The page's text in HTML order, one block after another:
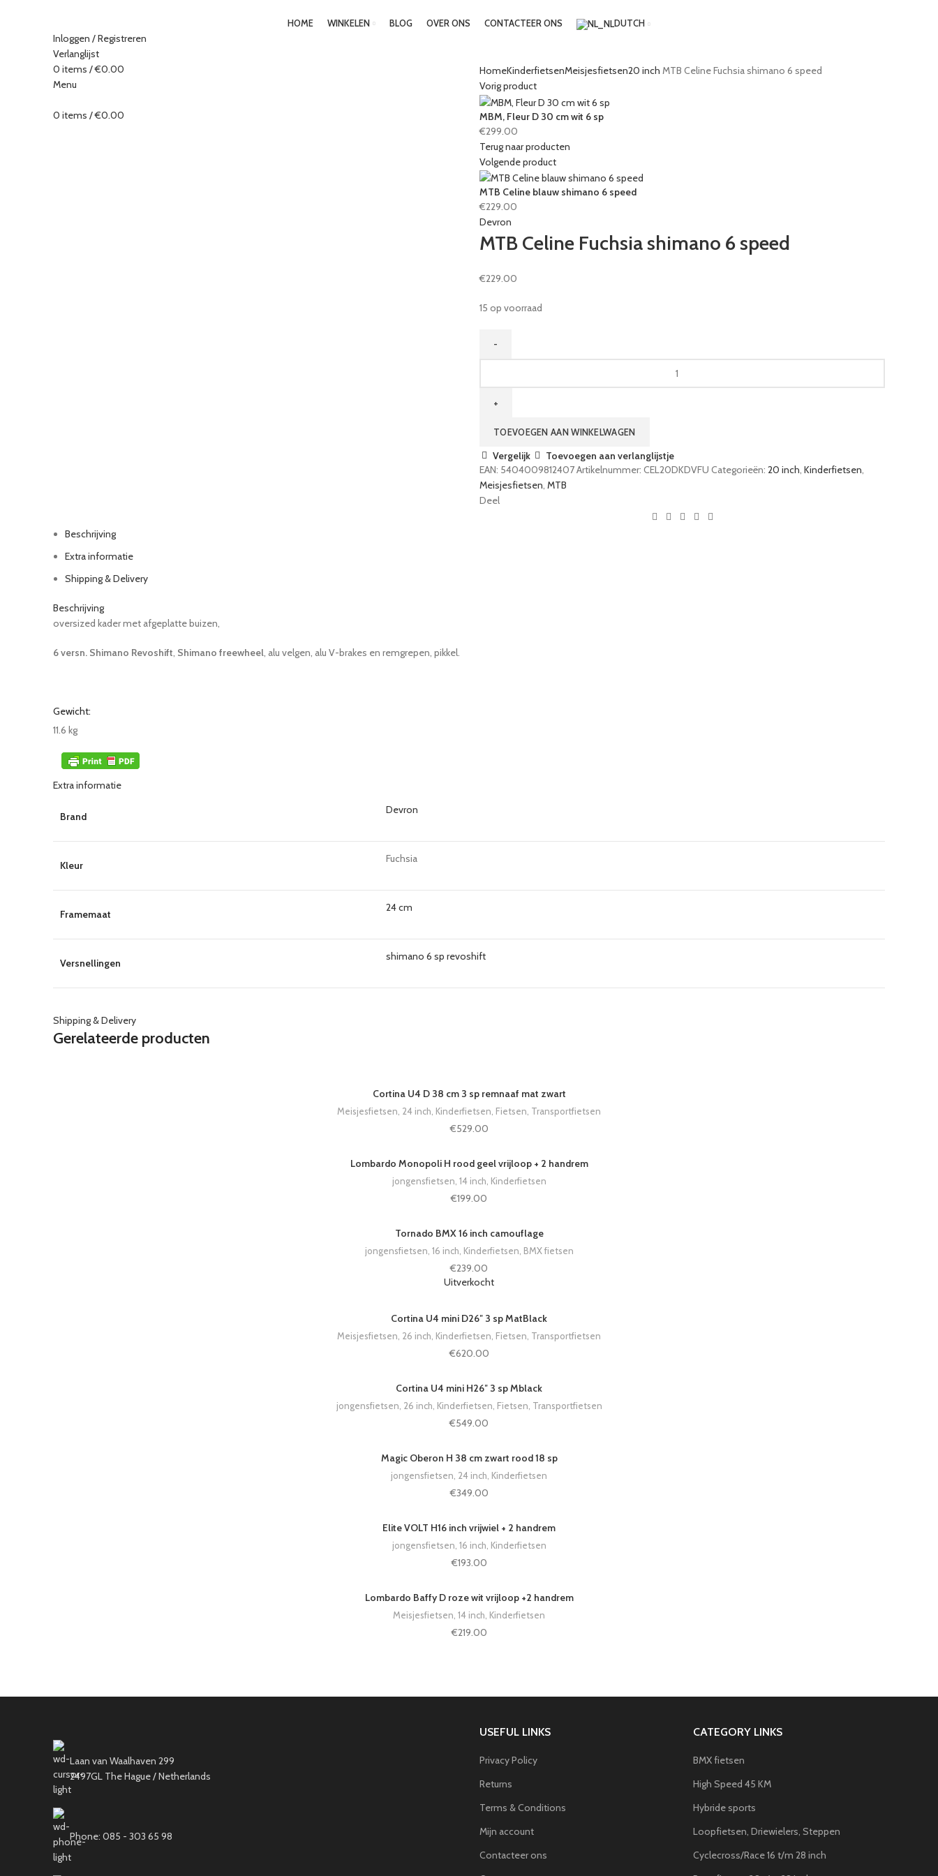
HOME WINKELEN BLOG OVER ONS CONTACTEER ONS DUTCH
Inloggen / Registreren
Verlanglijst
0 items /€0.00
Menu
0 items /€0.00
HomeKinderfietsenMeisjesfietsen20 inch MTB Celine Fuchsia shimano 6 speed
Vorig product
MBM, Fleur D 30 cm wit 6 sp
€299.00
Terug naar producten
Volgende product
MTB Celine blauw shimano 6 speed
€229.00
Devron
MTB Celine Fuchsia shimano 6 speed
€229.00
15 op voorraad
aantal
TOEVOEGEN AAN WINKELWAGEN
Vergelijk
Toevoegen aan verlanglijstje
EAN: 5404009812407Artikelnummer: CEL20DKDVFU Categorieën: 20 inch, Kinderfietsen,
Meisjesfietsen, MTB
Deel
Beschrijving
Extra informatie
Shipping & Delivery
Beschrijving
oversized kader met afgeplatte buizen,
6 versn. Shimano Revoshift, Shimano freewheel, alu velgen, alu V-brakes en remgrepen, pikkel.
Gewicht:
11.6 kg
Extra informatie
Brand
Devron
Kleur
Fuchsia
Framemaat
24 cm
Versnellingen
shimano 6 sp revoshift
Shipping & Delivery
Gerelateerde producten
Cortina U4 D 38 cm 3 sp remnaaf mat zwart
Meisjesfietsen 24 inch Kinderfietsen Fietsen Transportfietsen
€529.00
Lombardo Monopoli H rood geel vrijloop + 2 handrem
jongensfietsen 14 inch Kinderfietsen
€199.00
Tornado BMX 16 inch camouflage
jongensfietsen 16 inch Kinderfietsen BMX fietsen
€239.00
Uitverkocht
Cortina U4 mini D26″ 3 sp MatBlack
Meisjesfietsen 26 inch Kinderfietsen Fietsen Transportfietsen
€620.00
Cortina U4 mini H26″ 3 sp Mblack
jongensfietsen 26 inch Kinderfietsen Fietsen Transportfietsen
€549.00
Magic Oberon H 38 cm zwart rood 18 sp
jongensfietsen 24 inch Kinderfietsen
€349.00
Elite VOLT H16 inch vrijwiel + 2 handrem
jongensfietsen 16 inch Kinderfietsen
€193.00
Lombardo Baffy D roze wit vrijloop +2 handrem
Meisjesfietsen 14 inch Kinderfietsen
€219.00
Laan van Waalhaven 299
2497GL The Hague / Netherlands
Phone: 085 - 303 65 98
USEFUL LINKS
Privacy Policy
Returns
Terms & Conditions
Mijn account
Contacteer ons
CATEGORY LINKS
BMX fietsen
High Speed 45 KM
Hybride sports
Loopfietsen, Driewielers, Steppen
Cyclecross/Race 16 t/m 28 inch